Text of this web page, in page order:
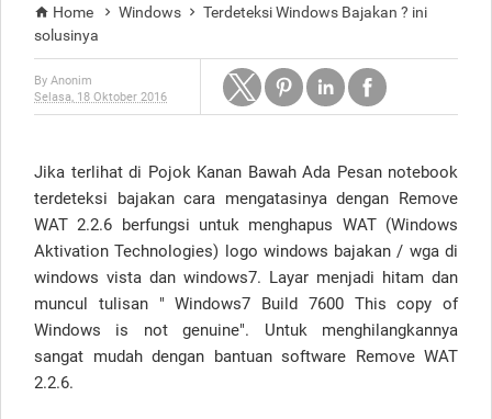
 Home  Windows  Terdeteksi Windows Bajakan ? ini
solusinya
By Anonim
Selasa, 18 Oktober 2016
Jika terlihat di Pojok Kanan Bawah Ada Pesan notebook
terdeteksi bajakan cara mengatasinya dengan Remove
WAT 2.2.6 berfungsi untuk menghapus WAT (Windows
Aktivation Technologies) logo windows bajakan / wga di
windows vista dan windows7. Layar menjadi hitam dan
muncul tulisan " Windows7 Build 7600 This copy of
Windows is not genuine". Untuk menghilangkannya
sangat mudah dengan bantuan software Remove WAT
2.2.6.